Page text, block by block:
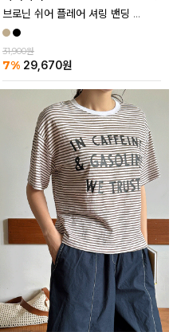
브로닌 쉬어 플레어 셔링 밴딩 스커트
31,900원
7% 29,670원